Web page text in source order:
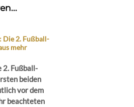
Die 2. Fußball-
mehr
Fußball-
beiden
vor dem
beachteten